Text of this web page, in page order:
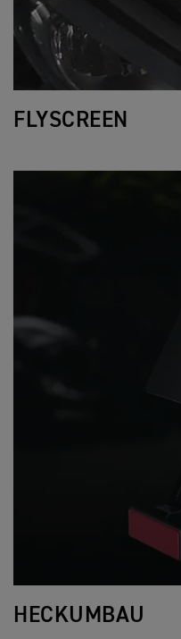
FLYSCREEN
HECKUMBAU